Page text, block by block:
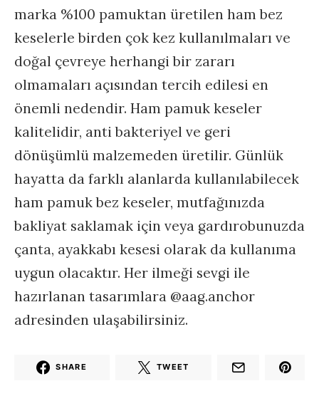
marka %100 pamuktan üretilen ham bez
keselerle birden çok kez kullanılmaları ve
doğal çevreye herhangi bir zararı
olmamaları açısından tercih edilesi en
önemli nedendir. Ham pamuk keseler
kalitelidir, anti bakteriyel ve geri
dönüşümlü malzemeden üretilir. Günlük
hayatta da farklı alanlarda kullanılabilecek
ham pamuk bez keseler, mutfağınızda
bakliyat saklamak için veya gardırobunuzda
çanta, ayakkabı kesesi olarak da kullanıma
uygun olacaktır. Her ilmeği sevgi ile
hazırlanan tasarımlara @aag.anchor
adresinden ulaşabilirsiniz.
SHARE TWEET